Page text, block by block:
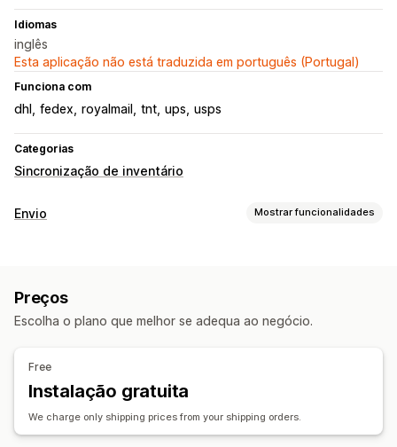
Idiomas
inglês
Esta aplicação não está traduzida em português (Portugal)
Funciona com
dhl fedex royalmail tnt ups usps
Categorias
Sincronização de inventário
Envio Mostrar funcionalidades
Embalagens
Preços
Escolha o plano que melhor se adequa ao negócio.
Free
Instalação gratuita
We charge only shipping prices from your shipping orders.